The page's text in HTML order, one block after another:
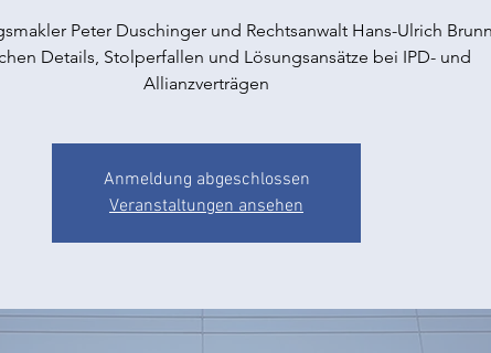
Peter Duschinger und Rechtsanwalt Hans-Ulrich
Details, Stolperfallen und Lösungsansätze bei IPD- und
Allianzverträgen
Anmeldung abgeschlossen
Veranstaltungen ansehen